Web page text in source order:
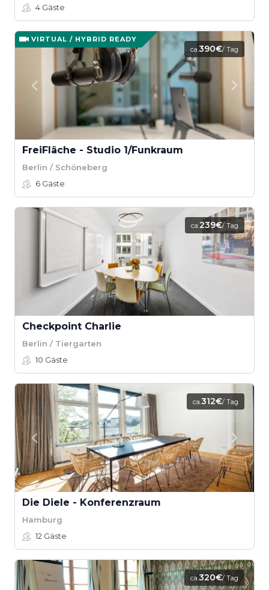
4 Gäste
VIRTUAL / HYBRID READY
ca.390€/ Tag
FreiFläche - Studio 1/Funkraum
Berlin / Schöneberg
6 Gäste
ca.239€/ Tag
Checkpoint Charlie
Berlin / Tiergarten
10 Gäste
ca.312€/ Tag
Die Diele - Konferenzraum
Hamburg
12 Gäste
ca.320€/ Tag